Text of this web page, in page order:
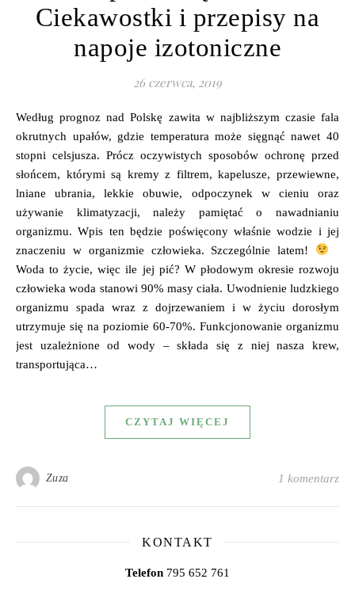
Ciekawostki i przepisy na
napoje izotoniczne
26 czerwca, 2019
Według prognoz nad Polskę zawita w najbliższym czasie fala
okrutnych upałów, gdzie temperatura może sięgnąć nawet 40
stopni celsjusza. Prócz oczywistych sposobów ochronę przed
słońcem, którymi są kremy z filtrem, kapelusze, przewiewne,
lniane ubrania, lekkie obuwie, odpoczynek w cieniu oraz
używanie klimatyzacji, należy pamiętać o nawadnianiu
organizmu. Wpis ten będzie poświęcony właśnie wodzie i jej
znaczeniu w organizmie człowieka. Szczególnie latem!
Woda to życie, więc ile jej pić? W płodowym okresie rozwoju
człowieka woda stanowi 90% masy ciała. Uwodnienie ludzkiego
organizmu spada wraz z dojrzewaniem i w życiu dorosłym
utrzymuje się na poziomie 60-70%. Funkcjonowanie organizmu
jest uzależnione od wody – składa się z niej nasza krew,
transportująca…
CZYTAJ WIĘCEJ
Zuza 1 komentarz
KONTAKT
Telefon 795 652 761